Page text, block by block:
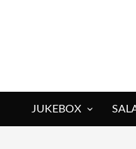
JUKEBOX